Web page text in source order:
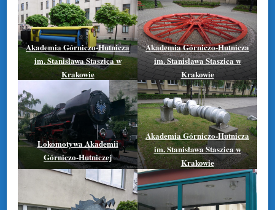
Akademia Górniczo-Hutnicza
im. Stanisława Staszica w
Krakowie
Akademia Górniczo-Hutnicza
im. Stanisława Staszica w
Krakowie
Lokomotywa Akademii
Górniczo-Hutniczej
Akademia Górniczo-Hutnicza
im. Stanisława Staszica w
Krakowie